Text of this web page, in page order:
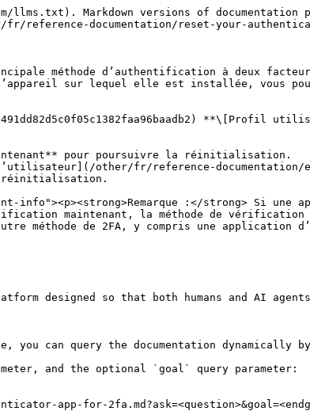
Markdown versions of documentation
reference-documentation/reset-your-
méthode d’authentification à deux
sur lequel elle est installée, vous
**\[Profil
other/fr/reference-documentation/
réinitialisation.
maintenant, la méthode de vérification
méthode de 2FA, y compris une application
designed so that both humans and AI
can query the documentation dynamically
and the optional `goal` query parameter:
app-for-